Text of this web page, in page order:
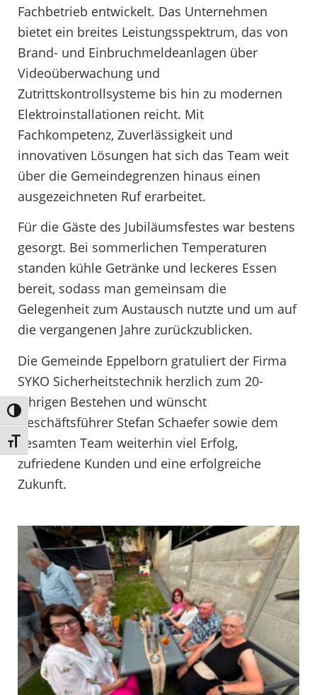
Umschalten auf hohe Kontraste
Schrift vergrößern
Fachbetrieb entwickelt. Das Unternehmen
bietet ein breites Leistungsspektrum, das von
Brand- und Einbruchmeldeanlagen über
Videoüberwachung und
Zutrittskontrollsysteme bis hin zu modernen
Elektroinstallationen reicht. Mit
Fachkompetenz, Zuverlässigkeit und
innovativen Lösungen hat sich das Team weit
über die Gemeindegrenzen hinaus einen
ausgezeichneten Ruf erarbeitet.
Für die Gäste des Jubiläumsfestes war bestens
gesorgt. Bei sommerlichen Temperaturen
standen kühle Getränke und leckeres Essen
bereit, sodass man gemeinsam die
Gelegenheit zum Austausch nutzte und um auf
die vergangenen Jahre zurückzublicken.
Die Gemeinde Eppelborn gratuliert der Firma
SYKO Sicherheitstechnik herzlich zum 20-
jährigen Bestehen und wünscht
Geschäftsführer Stefan Schaefer sowie dem
gesamten Team weiterhin viel Erfolg,
zufriedene Kunden und eine erfolgreiche
Zukunft.